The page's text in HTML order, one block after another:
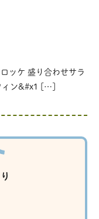
ッケ 盛り合わせサラ
ィン&#x1 […]